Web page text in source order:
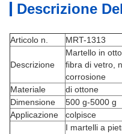
Descrizione
Articolo n. MRT-1313
Descrizione
Martello in
fibra di vetro,
corrosione
Materiale
di ottone
Dimensione
500 g-5000 g
Applicazione
colpisce
I martelli a